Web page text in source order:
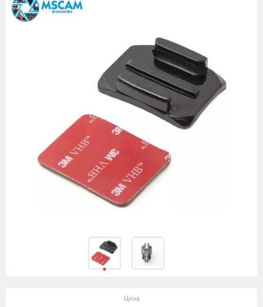
товаров
Цена